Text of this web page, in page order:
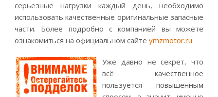
серьезные нагрузки каждый день, необходимо
использовать качественные оригинальные запасные
части. Более подробно с компанией вы можете
ознакомиться на официальном сайте ymzmotor.ru
Уже давно не секрет, что
всё качественное
пользуется повышенным